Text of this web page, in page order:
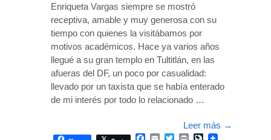
Enriqueta Vargas siempre se mostró
receptiva, amable y muy generosa con su
tiempo con quienes la visitábamos por
motivos académicos. Hace ya varios años
llegué a su gran templo en Tultitlán, en las
afueras del DF, un poco por casualidad:
llevado por un taxista que se había enterado
de mi interés por todo lo relacionado …
Leer más →
Facebook
EmailTwitterPrintLiveJournal